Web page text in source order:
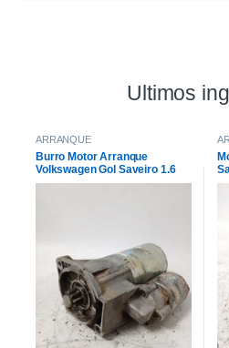
Ultimos
ARRANQUE
Burro Motor Arranque
Volkswagen Gol Saveiro 1.6